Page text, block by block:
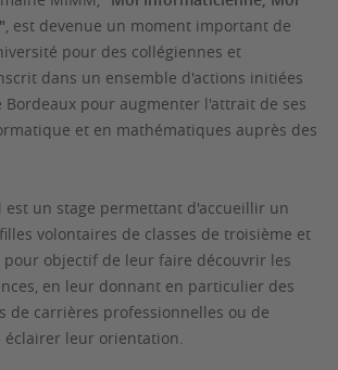
, est devenue un moment important de
pour des collégiennes et
dans un ensemble d'actions initiées
pour augmenter l'attrait de ses
et en mathématiques auprès des
est un stage permettant d'accueillir un
volontaires de classes de troisième et
pour objectif de leur faire découvrir les
en leur donnant en particulier des
de carrières professionnelles ou de
éclairer leur orientation.